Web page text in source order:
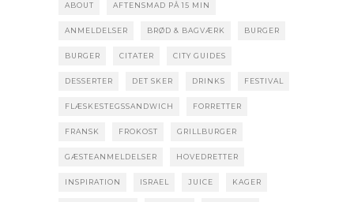
ABOUT AFTENSMAD PÅ 15 MIN
ANMELDELSER BRØD & BAGVÆRK BURGER
BURGER CITATER CITY GUIDES
DESSERTER DET SKER DRINKS FESTIVAL
FLÆSKESTEGSSANDWICH FORRETTER
FRANSK FROKOST GRILLBURGER
GÆSTEANMELDELSER HOVEDRETTER
INSPIRATION ISRAEL JUICE KAGER